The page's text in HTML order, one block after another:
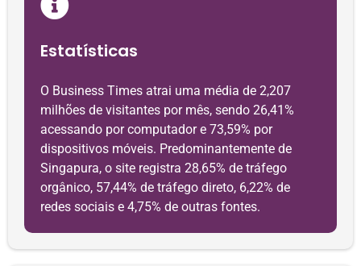
Estatísticas
O Business Times atrai uma média de 2,207
milhões de visitantes por mês, sendo 26,41%
acessando por computador e 73,59% por
dispositivos móveis. Predominantemente de
Singapura, o site registra 28,65% de tráfego
orgânico, 57,44% de tráfego direto, 6,22% de
redes sociais e 4,75% de outras fontes.